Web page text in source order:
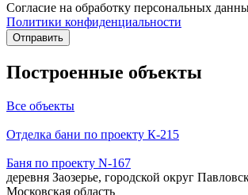
Согласие на обработку персональных
Политики конфиденциальности
Построенные объекты
Все объекты
Отделка бани по проекту К-215
Баня по проекту N-167
деревня Заозерье, городской округ
Московская область